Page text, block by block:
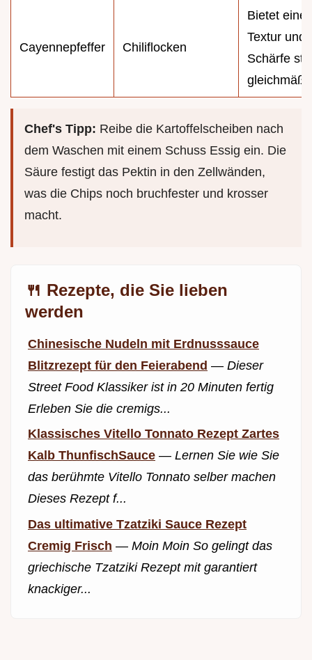
Cayennepfeffer Chiliflocken
Bietet eine
Textur und
Schärfe
Chef's Tipp: Reibe die Kartoffelscheiben nach
dem Waschen mit einem Schuss Essig ein. Die
Säure festigt das Pektin in den Zellwänden,
was die Chips noch bruchfester und krosser
macht.
🍴 Rezepte, die Sie lieben
werden
Chinesische Nudeln mit Erdnusssauce
Blitzrezept für den Feierabend — Dieser
Street Food Klassiker ist in 20 Minuten fertig
Erleben Sie die cremigs...
Klassisches Vitello Tonnato Rezept Zartes
Kalb ThunfischSauce — Lernen Sie wie Sie
das berühmte Vitello Tonnato selber machen
Dieses Rezept f...
Das ultimative Tzatziki Sauce Rezept
Cremig Frisch — Moin Moin So gelingt das
griechische Tzatziki Rezept mit garantiert
knackiger...